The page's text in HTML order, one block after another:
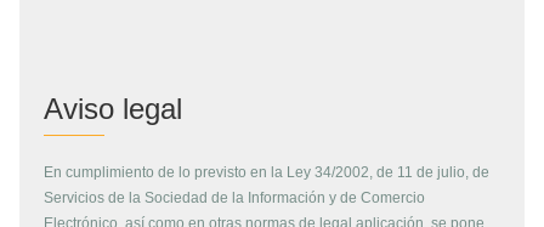
Aviso legal
En cumplimiento de lo previsto en la Ley 34/2002, de 11 de julio, de
Servicios de la Sociedad de la Información y de Comercio
Electrónico, así como en otras normas de legal aplicación, se pone